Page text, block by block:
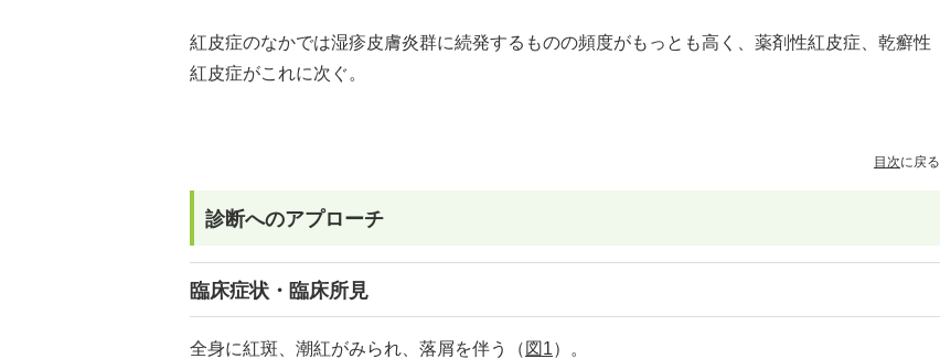
紅皮症のなかでは湿疹皮膚炎群に続発するものの頻度がもっとも高く、薬剤性紅皮症、乾癬性
紅皮症がこれに次ぐ。
目次に戻る
診断へのアプローチ
臨床症状・臨床所見
全身に紅斑、潮紅がみられ、落屑を伴う（ 図1）。